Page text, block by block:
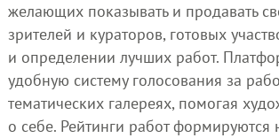
желающих показывать и продавать
зрителей и кураторов, готовых
и определении лучших работ.
удобную систему голосования за
тематических галереях, помогая
о себе. Рейтинги работ формируются